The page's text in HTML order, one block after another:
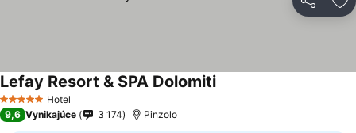
Zdieľať
5 Počet hviezdičiek
Hotel
Lefay Resort & SPA DolomitiZobraziť ceny
9,6 Vynikajúce 3 174 Pinzolo